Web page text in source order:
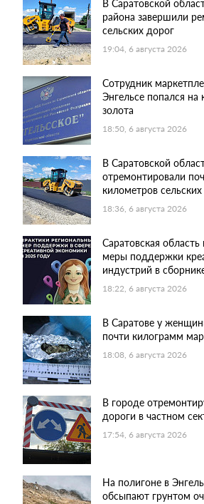
В Саратовской
района завершили
сельских дорог
19:04, 6 августа 2026
Сотрудник
Энгельсе попался на
золота
18:50, 6 августа 2026
В Саратовской
отремонтировали
километров
18:36, 6 августа 2026
Саратовская
меры поддержки
индустрий в
18:22, 6 августа 2026
В Саратове у
почти килограмм
18:08, 6 августа 2026
В городе
дороги в частном
17:54, 6 августа 2026
На полигоне в
обсыпают грунтом